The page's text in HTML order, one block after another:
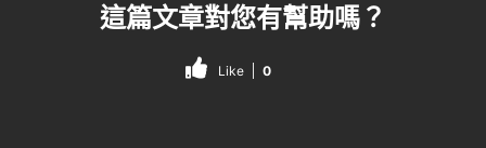
這篇文章對您有幫助嗎？
Like 0